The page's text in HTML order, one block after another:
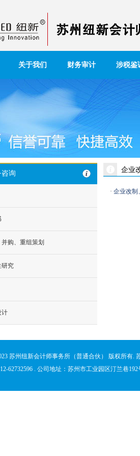
关于我们 财务审计 涉税鉴
询
购、重组策划
研究
计
企业
· 企业改制
苏州纽新会计师事务所（普通合伙） 版权所有.
62732596 . 公司地址：苏州市工业园区汀兰巷192